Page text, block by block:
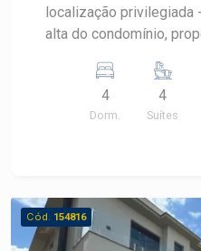
localização privilegiada
alta do condomínio,
cidade - Terreno com
270 m² - Projeto com
plano - 4 entradas
Ambientes 4 suítes, sendo: - 1 suíte térrea, nova
e sem uso - 1 suíte
4
Dorm.
4
Suítes
Cód. 154816